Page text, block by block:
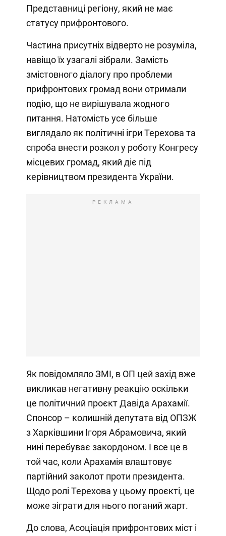
Представниці регіону, який не має
статусу прифронтового.
Частина присутніх відверто не розуміла,
навіщо їх узагалі зібрали. Замість
змістовного діалогу про проблеми
прифронтових громад вони отримали
подію, що не вирішувала жодного
питання. Натомість усе більше
виглядало як політичні ігри Терехова та
спроба внести розкол у роботу Конгресу
місцевих громад, який діє під
керівництвом президента України.
РЕКЛАМА
Як повідомляло ЗМІ, в ОП цей захід вже
викликав негативну реакцію оскільки
це політичний проєкт Давіда Арахамії.
Спонсор – колишній депутата від ОПЗЖ
з Харківшини Ігоря Абрамовича, який
нині перебуває закордоном. І все це в
той час, коли Арахамія влаштовує
партійний заколот проти президента.
Щодо ролі Терехова у цьому проєкті, це
може зіграти для нього поганий жарт.
До слова, Асоціація прифронтових міст і